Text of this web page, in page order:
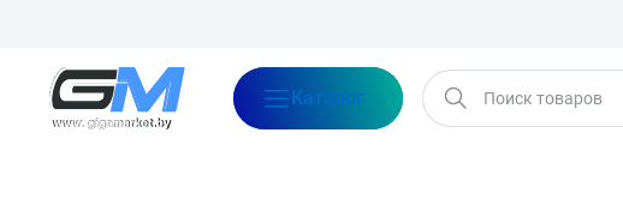
Каталог